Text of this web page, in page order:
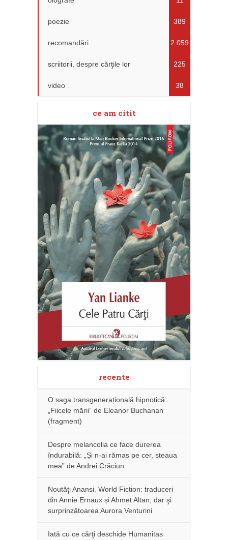
poezie 389
recomandări 2.059
scriitorii, despre cărţile lor 225
video 38
ce am citit
recente
O saga transgenerațională hipnotică:
„Fiicele mării” de Eleanor Buchanan
(fragment)
Despre melancolia ce face durerea
îndurabilă: „Și n-ai rămas pe cer, steaua
mea” de Andrei Crăciun
Noutăţi Anansi. World Fiction: traduceri
din Annie Ernaux și Ahmet Altan, dar şi
surprinzătoarea Aurora Venturini
Iată cu ce cărţi deschide Humanitas